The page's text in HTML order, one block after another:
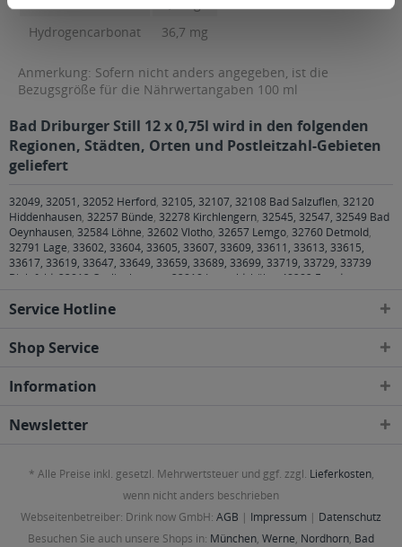
Hydrogencarbonat
36,7 mg
Anmerkung: Sofern nicht anders angegeben, ist die
Bezugsgröße für die Nährwertangaben 100 ml
Bad Driburger Still 12 x 0,75l wird in den folgenden
Regionen, Städten, Orten und Postleitzahl-Gebieten
geliefert
32049, 32051, 32052 Herford, 32105, 32107, 32108 Bad Salzuflen, 32120
Hiddenhausen, 32257 Bünde, 32278 Kirchlengern, 32545, 32547, 32549 Bad
Oeynhausen, 32584 Löhne, 32602 Vlotho, 32657 Lemgo, 32760 Detmold,
32791 Lage, 33602, 33604, 33605, 33607, 33609, 33611, 33613, 33615,
33617, 33619, 33647, 33649, 33659, 33689, 33699, 33719, 33729, 33739
Bielefeld 33813 Oerlinghausen 33818 Leopoldshöhe 48282 Emsdetten
49479 Ibbenbüren,49492 Westerkappeln
Service Hotline
Shop Service
Information
Newsletter
* Alle Preise inkl. gesetzl. Mehrwertsteuer und ggf. zzgl. Lieferkosten,
wenn nicht anders beschrieben
Webseitenbetreiber: Drink now GmbH: AGB | Impressum | Datenschutz
Besuchen Sie auch unsere Shops in: München, Werne, Nordhorn, Bad